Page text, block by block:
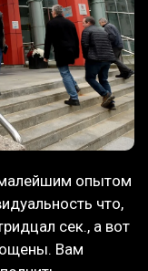
опытом
что,
сек., а вот
Вам